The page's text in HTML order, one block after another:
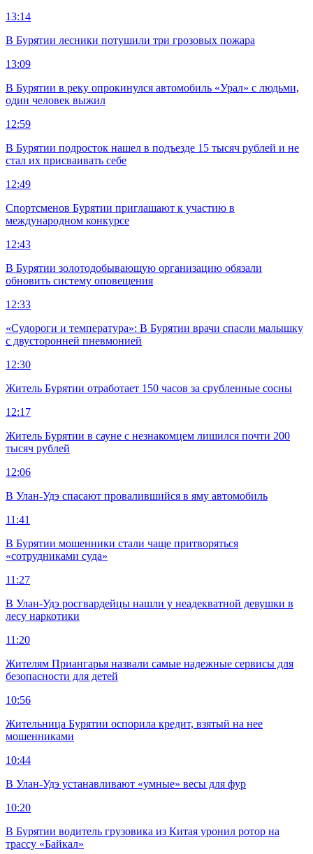
13:14
В Бурятии лесники потушили три грозовых пожара
13:09
В Бурятии в реку опрокинулся автомобиль «Урал» с людьми,
один человек выжил
12:59
В Бурятии подросток нашел в подъезде 15 тысяч рублей и не
стал их присваивать себе
12:49
Спортсменов Бурятии приглашают к участию в
международном конкурсе
12:43
В Бурятии золотодобывающую организацию обязали
обновить систему оповещения
12:33
«Судороги и температура»: В Бурятии врачи спасли малышку
с двусторонней пневмонией
12:30
Житель Бурятии отработает 150 часов за срубленные сосны
12:17
Житель Бурятии в сауне с незнакомцем лишился почти 200
тысяч рублей
12:06
В Улан-Удэ спасают провалившийся в яму автомобиль
11:41
В Бурятии мошенники стали чаще притворяться
«сотрудниками суда»
11:27
В Улан-Удэ росгвардейцы нашли у неадекватной девушки в
лесу наркотики
11:20
Жителям Приангарья назвали самые надежные сервисы для
безопасности для детей
10:56
Жительница Бурятии оспорила кредит, взятый на нее
мошенниками
10:44
В Улан-Удэ устанавливают «умные» весы для фур
10:20
В Бурятии водитель грузовика из Китая уронил ротор на
трассу «Байкал»